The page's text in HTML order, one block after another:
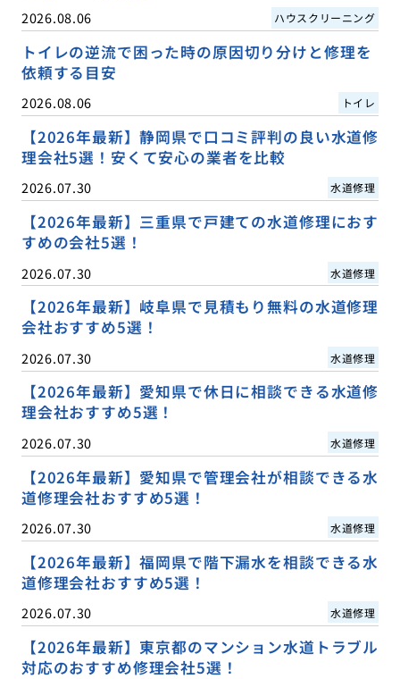
2026.08.06 ハウスクリーニング
トイレの逆流で困った時の原因切り分けと修理を
依頼する目安
2026.08.06 トイレ
【2026年最新】静岡県で口コミ評判の良い水道修
理会社5選！安くて安心の業者を比較
2026.07.30 水道修理
【2026年最新】三重県で戸建ての水道修理におす
すめの会社5選！
2026.07.30 水道修理
【2026年最新】岐阜県で見積もり無料の水道修理
会社おすすめ5選！
2026.07.30 水道修理
【2026年最新】愛知県で休日に相談できる水道修
理会社おすすめ5選！
2026.07.30 水道修理
【2026年最新】愛知県で管理会社が相談できる水
道修理会社おすすめ5選！
2026.07.30 水道修理
【2026年最新】福岡県で階下漏水を相談できる水
道修理会社おすすめ5選！
2026.07.30 水道修理
【2026年最新】東京都のマンション水道トラブル
対応のおすすめ修理会社5選！